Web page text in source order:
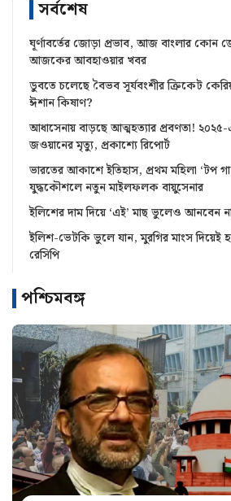
সর্বশেষ
ঘূর্ণাবর্তের জোড়া প্রভাব, আজ বাংলার কোন
আজকের আবহাওয়ার খবর
ডুবতে চলেছে বৈভব সূর্যবংশীর ক্রিকেট
ঈশান কিষাণ?
আধাসেনায় বাড়ছে আত্মহত্যার প্রবণতা!
জওয়ানের মৃত্যু, প্রকাশ্যে রিপোর্ট
ভারতের আকাশে ইতিহাস, প্রথম মহিলা ‘টপ
যুদ্ধকৌশলে নতুন মাইলফলক বায়ুসেনার
ইলিশের দাম দিয়ে ‘এই’ মাছ ভুলেও আনবেন
ইলিশ-ভেটকি ভুলে যান, মুরগির মাংস দিয়েই
রেসিপি
পশ্চিমবঙ্গ